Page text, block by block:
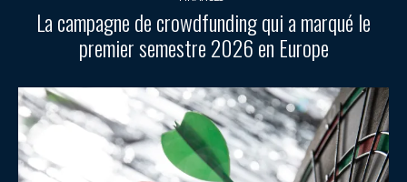
La campagne de crowdfunding qui a marqué le
premier semestre 2026 en Europe